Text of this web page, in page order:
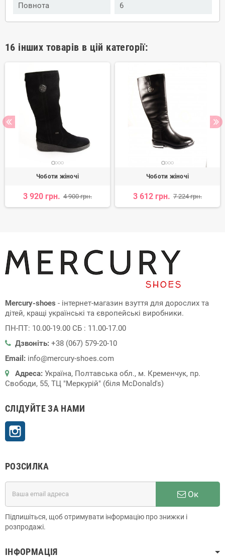
Повнота 6
16 інших товарів в цій категорії:
Чоботи жіночі
3 920 грн. 4 900 грн.
Чоботи жіночі
3 612 грн. 7 224 грн.
Mercury-shoes - інтернет-магазин взуття для дорослих та
дітей, кращі українські та європейські виробники.
ПН-ПТ: 10.00-19.00 СБ : 11.00-17.00
Дзвоніть: +38 (067) 579-20-10
Email: info@mercury-shoes.com
Адреса: Україна, Полтавська обл., м. Кременчук, пр.
Свободи, 55, ТЦ "Меркурій" (біля McDonald's)
СЛІДУЙТЕ ЗА НАМИ
РОЗСИЛКА
Ок
Підпишіться, щоб отримувати інформацію про знижки і
розпродажі.
ІНФОРМАЦІЯ